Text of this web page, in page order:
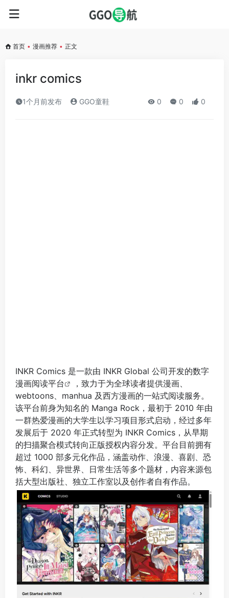
首页 • 漫画推荐 • 正文
inkr comics
1个月前发布 GGO童鞋 0 0 0
INKR Comics 是一款由 INKR Global 公司开发的数字
漫画阅读平台
，致力于为全球读者提供漫画、
webtoons、manhua 及西方漫画的一站式阅读服务。
该平台前身为知名的 Manga Rock，最初于 2010 年由
一群热爱漫画的大学生以学习项目形式启动，经过多年
发展后于 2020 年正式转型为 INKR Comics，从早期
的扫描聚合模式转向正版授权内容分发。平台目前拥有
超过 1000 部多元化作品，涵盖动作、浪漫、喜剧、恐
怖、科幻、异世界、日常生活等多个题材，内容来源包
括大型出版社、独立工作室以及创作者自有作品。